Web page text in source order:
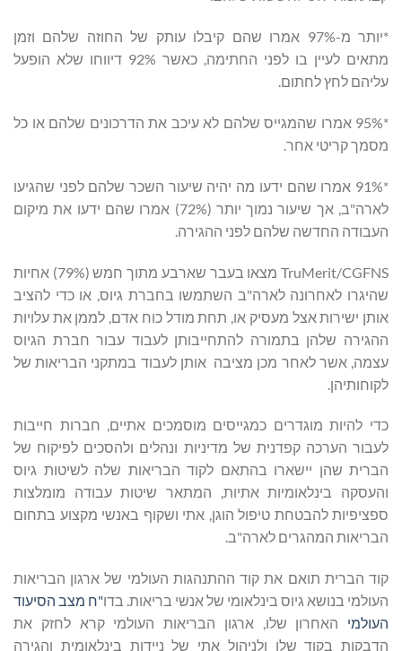
*יותר מ-97% אמרו שהם קיבלו עותק של החוזה שלהם וזמן
מתאים לעיין בו לפני החתימה, כאשר 92% דיווחו שלא הופעל
עליהם לחץ לחתום.
*95% אמרו שהמגייס שלהם לא עיכב את הדרכונים שלהם או כל
מסמך קריטי אחר.
*91% אמרו שהם ידעו מה יהיה שיעור השכר שלהם לפני שהגיעו
לארה"ב, אך שיעור נמוך יותר (72%) אמרו שהם ידעו את מיקום
העבודה החדשה שלהם לפני ההגירה.
TruMerit/CGFNS מצאו בעבר שארבע מתוך חמש (79%) אחיות
שהיגרו לאחרונה לארה"ב השתמשו בחברת גיוס, או כדי להציב
אותן ישירות אצל מעסיק או, תחת מודל כוח אדם, לממן את עלויות
ההגירה שלהן בתמורה להתחייבותן לעבוד עבור חברת הגיוס
עצמה, אשר לאחר מכן מציבה אותן לעבוד במתקני הבריאות של
לקוחותיהן.
כדי להיות מוגדרים כמגייסים מוסמכים אתיים, חברות חייבות
לעבור הערכה קפדנית של מדיניות ונהלים ולהסכים לפיקוח של
הברית שהן יישארו בהתאם לקוד הבריאות שלה לשיטות גיוס
והעסקה בינלאומיות אתיות, המתאר שיטות עבודה מומלצות
ספציפיות להבטחת טיפול הוגן, אתי ושקוף באנשי מקצוע בתחום
הבריאות המהגרים לארה"ב.
קוד הברית תואם את קוד ההתנהגות העולמי של ארגון הבריאות
העולמי בנושא גיוס בינלאומי של אנשי בריאות. בדו"ח מצב הסיעוד
העולמי האחרון שלו, ארגון הבריאות העולמי קרא לחזק את
הדבקות בקוד שלו ולניהול אתי של ניידות בינלאומית והגירה